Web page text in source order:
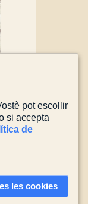
pot escollir
si accepta
de
les cookies